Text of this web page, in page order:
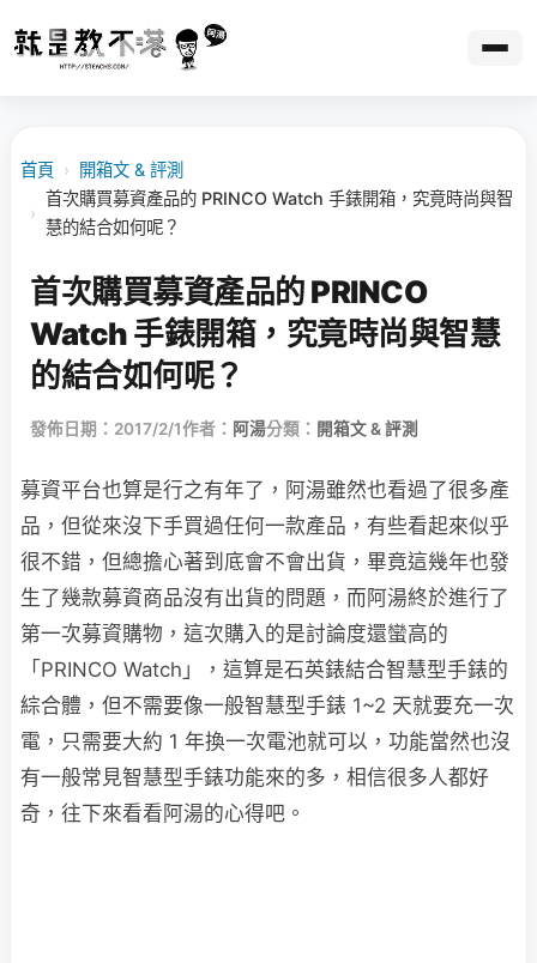
首頁 › 開箱文 & 評測
›
首次購買募資產品的 PRINCO Watch 手錶開箱，究竟時尚與智
慧的結合如何呢？
首次購買募資產品的 PRINCO
Watch 手錶開箱，究竟時尚與智慧
的結合如何呢？
發佈日期：2017/2/1作者： 阿湯分類： 開箱文 & 評測
募資平台也算是行之有年了，阿湯雖然也看過了很多產
品，但從來沒下手買過任何一款產品，有些看起來似乎
很不錯，但總擔心著到底會不會出貨，畢竟這幾年也發
生了幾款募資商品沒有出貨的問題，而阿湯終於進行了
第一次募資購物，這次購入的是討論度還蠻高的
「PRINCO Watch」，這算是石英錶結合智慧型手錶的
綜合體，但不需要像一般智慧型手錶 1~2 天就要充一次
電，只需要大約 1 年換一次電池就可以，功能當然也沒
有一般常見智慧型手錶功能來的多，相信很多人都好
奇，往下來看看阿湯的心得吧。